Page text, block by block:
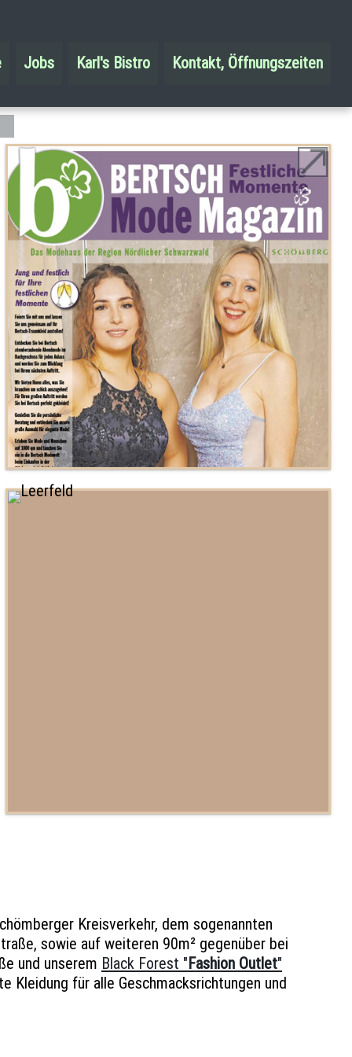
Jobs Karl's Bistro Kontakt, Öffnungszeiten
Kreisverkehr, dem sogenannten
sowie auf weiteren 90m² gegenüber bei
und unserem Black Forest " Fashion Outlet"
Kleidung für alle Geschmacksrichtungen und